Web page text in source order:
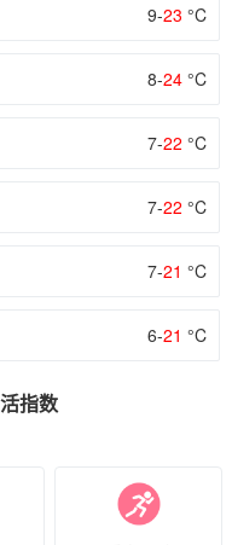
9-23 °C
8-24 °C
7-22 °C
7-22 °C
7-21 °C
6-21 °C
指数